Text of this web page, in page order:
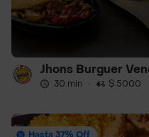
Jhons Burguer
30 min · $ 5000